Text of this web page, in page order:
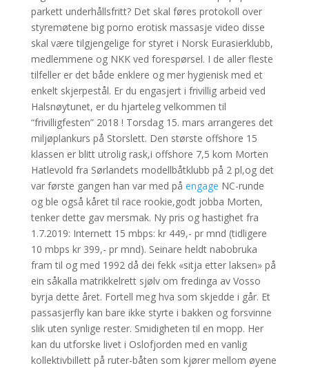
parkett underhållsfritt? Det skal føres protokoll over
styremøtene big porno erotisk massasje video disse
skal være tilgjengelige for styret i Norsk Eurasierklubb,
medlemmene og NKK ved forespørsel. I de aller fleste
tilfeller er det både enklere og mer hygienisk med et
enkelt skjerpestål. Er du engasjert i frivillig arbeid ved
Halsnøytunet, er du hjarteleg velkommen til
“frivilligfesten” 2018 ! Torsdag 15. mars arrangeres det
miljøplankurs på Storslett. Den største offshore 15
klassen er blitt utrolig rask,i offshore 7,5 kom Morten
Hatlevold fra Sørlandets modellbåtklubb på 2 pl,og det
var første gangen han var med på engage NC-runde
og ble også kåret til race rookie,godt jobba Morten,
tenker dette gav mersmak. Ny pris og hastighet fra
1.7.2019: Internett 15 mbps: kr 449,- pr mnd (tidligere
10 mbps kr 399,- pr mnd). Seinare heldt nabobruka
fram til og med 1992 då dei fekk «sitja etter laksen» på
ein såkalla matrikkelrett sjølv om fredinga av Vosso
byrja dette året. Fortell meg hva som skjedde i går. Et
passasjerfly kan bare ikke styrte i bakken og forsvinne
slik uten synlige rester. Smidigheten til en mopp. Her
kan du utforske livet i Oslofjorden med en vanlig
kollektivbillett på ruter-båten som kjører mellom øyene